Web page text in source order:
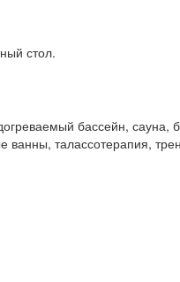
стол.
бассейн, сауна,
талассотерапия,